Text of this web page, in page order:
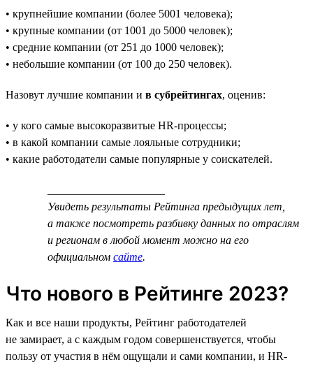
• крупнейшие компании (более 5001 человека);
• крупные компании (от 1001 до 5000 человек);
• средние компании (от 251 до 1000 человек);
• небольшие компании (от 100 до 250 человек).
Назовут лучшие компании и в субрейтингах, оценив:
• у кого самые высокоразвитые HR-процессы;
• в какой компании самые лояльные сотрудники;
• какие работодатели самые популярные у соискателей.
Увидеть результаты Рейтинга предыдущих лет,
а также посмотреть разбивку данных по отраслям
и регионам в любой момент можно на его
официальном сайте.
Что нового в Рейтинге 2023?
Как и все наши продукты, Рейтинг работодателей
не замирает, а с каждым годом совершенствуется, чтобы
пользу от участия в нём ощущали и сами компании, и HR-